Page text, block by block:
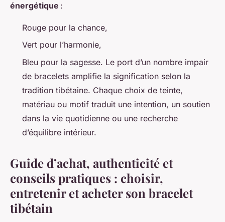
énergétique :
Rouge pour la chance,
Vert pour l’harmonie,
Bleu pour la sagesse. Le port d’un nombre impair
de bracelets amplifie la signification selon la
tradition tibétaine. Chaque choix de teinte,
matériau ou motif traduit une intention, un soutien
dans la vie quotidienne ou une recherche
d’équilibre intérieur.
Guide d’achat, authenticité et
conseils pratiques : choisir,
entretenir et acheter son bracelet
tibétain